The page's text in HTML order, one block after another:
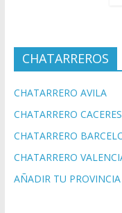
CHATARREROS
CHATARRERO AVILA
CHATARRERO CACERES
CHATARRERO
CHATARRERO
AÑADIR TU PROVINCIA